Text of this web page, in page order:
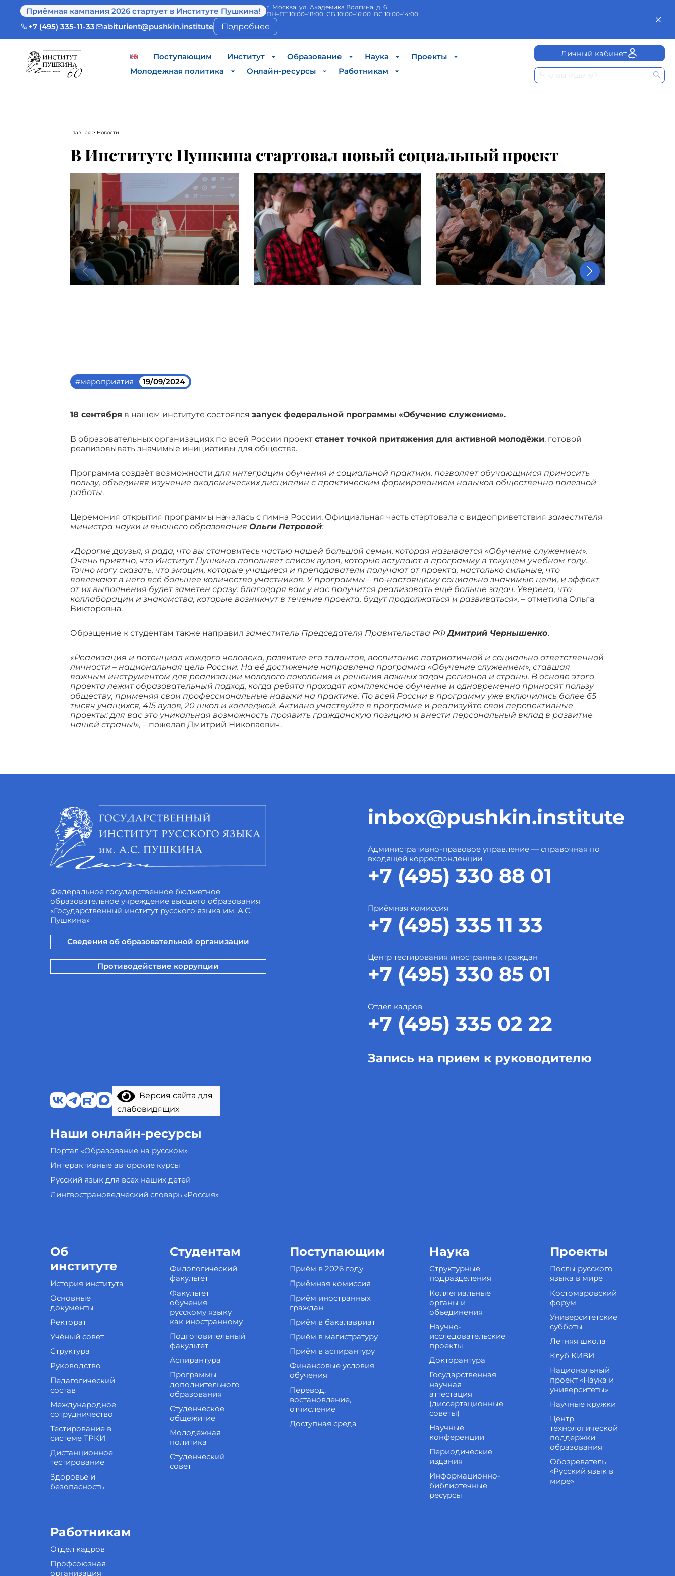
Приёмная кампания 2026 стартует в Институте Пушкина!
г. Москва, ул. Академика Волгина, д. 6
ПН–ПТ 10:00–18:00 СБ 10:00–16:00 ВС 10:00–14:00
+7 (495) 335-11-33 abiturient@pushkin.institute Подробнее
Поступающим Институт Образование Наука
Проекты
Молодежная политика
Онлайн-ресурсы Работникам
Личный кабинет
Главная > Новости
В Институте Пушкина стартовал новый социальный проект
#мероприятия 19/09/2024
18 сентября в нашем институте состоялся запуск федеральной программы «Обучение служением».
В образовательных организациях по всей России проект станет точкой притяжения для активной молодёжи, готовой
реализовывать значимые инициативы для общества.
Программа создаёт возможностидля интеграции обучения и социальной практики, позволяет обучающимся приносить
пользу, объединяя изучение академических дисциплин с практическим формированием навыков общественно полезной
работы.
Церемония открытия программы началась с гимна России. Официальная часть стартовала с видеоприветствия заместителя
министра науки и высшего образования Ольги Петровой:
«Дорогие друзья, я рада, что вы становитесь частью нашей большой семьи, которая называется «Обучение служением».
Очень приятно, что Институт Пушкина пополняет список вузов, которые вступают в программу в текущем учебном году.
Точно могу сказать, что эмоции, которые учащиеся и преподаватели получают от проекта, настолько сильные, что
вовлекают в него всё большее количество участников. У программы – по-настоящему социально значимые цели, и эффект
от их выполнения будет заметен сразу: благодаря вам у нас получится реализовать ещё больше задач. Уверена, что
коллаборации и знакомства, которые возникнут в течение проекта, будут продолжаться и развиваться», – отметила Ольга
Викторовна.
Обращение к студентам также направил заместитель Председателя Правительства РФДмитрий Чернышенко.
«Реализация и потенциал каждого человека, развитие его талантов, воспитание патриотичной и социально ответственной
личности – национальная цель России. На её достижение направлена программа «Обучение служением», ставшая
важным инструментом для реализации молодого поколения и решения важных задач регионов и страны. В основе этого
проекта лежит образовательный подход, когда ребята проходят комплексное обучение и одновременно приносят пользу
обществу, применяя свои профессиональные навыки на практике. По всей России в программу уже включились более 65
тысяч учащихся, 415 вузов, 20 школ и колледжей. Активно участвуйте в программе и реализуйте свои перспективные
проекты: для вас это уникальная возможность проявить гражданскую позицию и внести персональный вклад в развитие
нашей страны!», – пожелал Дмитрий Николаевич.
Федеральное государственное бюджетное
образовательное учреждение высшего образования
«Государственный институт русского языка им. А.С.
Пушкина»
Сведения об образовательной организации
Противодействие коррупции
inbox@pushkin.institute
Административно-правовое управление — справочная по
входящей корреспонденции
+7 (495) 330 88 01
Приёмная комиссия
+7 (495) 335 11 33
Центр тестирования иностранных граждан
+7 (495) 330 85 01
Отдел кадров
+7 (495) 335 02 22
Запись на прием к руководителю
Версия сайта для
слабовидящих
Наши онлайн-ресурсы
Портал «Образование на русском»
Интерактивные авторские курсы
Русский язык для всех наших детей
Лингвострановедческий словарь «Россия»
Об
институте
История института
Основные
документы
Ректорат
Учёный совет
Структура
Руководство
Педагогический
состав
Международное
сотрудничество
Тестирование в
системе ТРКИ
Дистанционное
тестирование
Здоровье и
безопасность
Студентам
Филологический
факультет
Факультет
обучения
русскому языку
как иностранному
Подготовительный
факультет
Аспирантура
Программы
дополнительного
образования
Студенческое
общежитие
Молодёжная
политика
Студенческий
совет
Поступающим
Приём в 2026 году
Приёмная комиссия
Приём иностранных
граждан
Приём в бакалавриат
Приём в магистратуру
Приём в аспирантуру
Финансовые условия
обучения
Перевод,
востановление,
отчисление
Доступная среда
Наука
Структурные
подразделения
Коллегиальные
органы и
объединения
Научно-
исследовательские
проекты
Докторантура
Государственная
научная
аттестация
(диссертационные
советы)
Научные
конференции
Периодические
издания
Информационно-
библиотечные
ресурсы
Проекты
Послы русского
языка в мире
Костомаровский
форум
Университетские
субботы
Летняя школа
Клуб КИВИ
Национальный
проект «Наука и
университеты»
Научные кружки
Центр
технологической
поддержки
образования
Обозреватель
«Русский язык в
мире»
Работникам
Отдел кадров
Профсоюзная
организация